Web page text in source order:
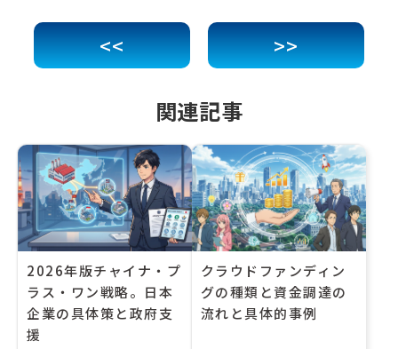
<< >>
関連記事
2026年版チャイナ・プ
ラス・ワン戦略。日本
企業の具体策と政府支
援
クラウドファンディン
グの種類と資金調達の
流れと具体的事例